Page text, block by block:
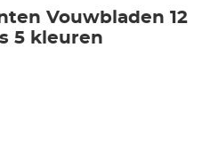
Vouwbladen 12
5 kleuren